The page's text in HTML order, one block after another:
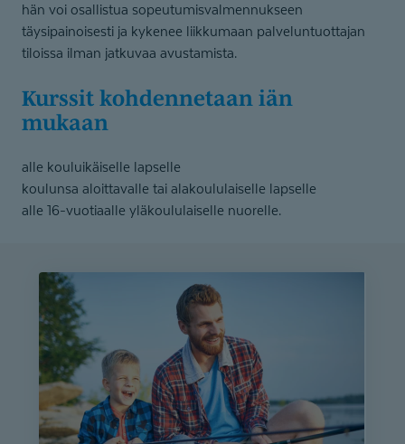
hän voi osallistua sopeutumisvalmennukseen
täysipainoisesti ja kykenee liikkumaan palveluntuottajan
tiloissa ilman jatkuvaa avustamista.
Kurssit kohdennetaan iän
mukaan
alle kouluikäiselle lapselle
koulunsa aloittavalle tai alakoululaiselle lapselle
alle 16-vuotiaalle yläkoululaiselle nuorelle.